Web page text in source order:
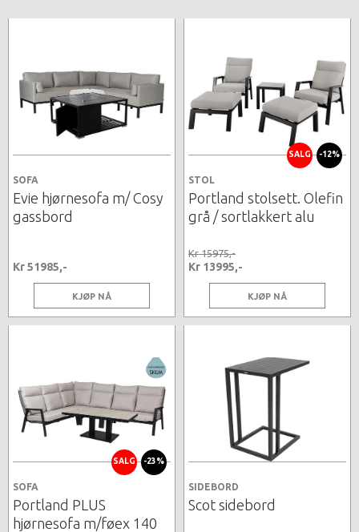
SOFA
Evie hjørnesofa m/ Cosy
gassbord
Kr 51985,-
KJØP NÅ
SALG -12%
STOL
Portland stolsett. Olefin
grå / sortlakkert alu
Kr 15975,-
Kr 13995,-
KJØP NÅ
SALG -23%
SOFA
Portland PLUS
hjørnesofa m/føex 140
SIDEBORD
Scot sidebord